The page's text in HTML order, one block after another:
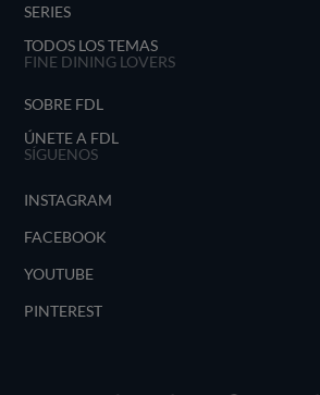
SERIES
TODOS LOS TEMAS
FINE DINING LOVERS
SOBRE FDL
ÚNETE A FDL
SÍGUENOS
INSTAGRAM
FACEBOOK
YOUTUBE
PINTEREST